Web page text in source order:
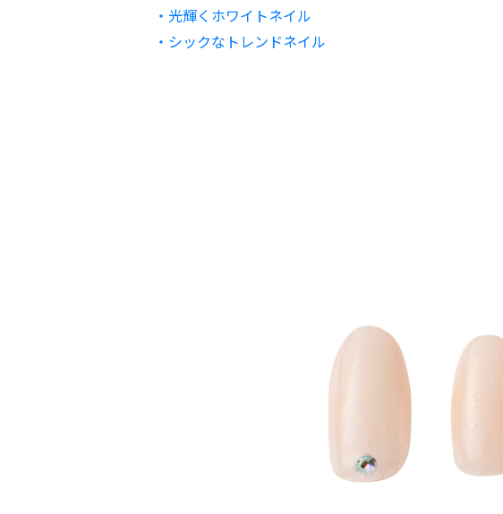
・光輝くホワイトネイル
・シックなトレンドネイル